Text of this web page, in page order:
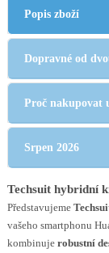
Popis zboží
Dopravné od
Proč nakupovat
Srpen 2026
Techsuit hybridní
Představujeme
vašeho smartphonu
kombinuje robustní